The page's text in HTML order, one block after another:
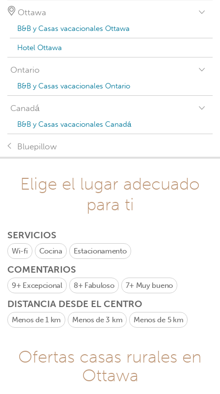
Ottawa
B&B y Casas vacacionales Ottawa
Hotel Ottawa
Ontario
B&B y Casas vacacionales Ontario
Canadá
B&B y Casas vacacionales Canadá
Bluepillow
Elige el lugar adecuado
para ti
SERVICIOS
Wi-fi Cocina Estacionamento
COMENTARIOS
9+ Excepcional 8+ Fabuloso 7+ Muy bueno
DISTANCIA DESDE EL CENTRO
Menos de 1 km Menos de 3 km Menos de 5 km
Ofertas casas rurales en
Ottawa